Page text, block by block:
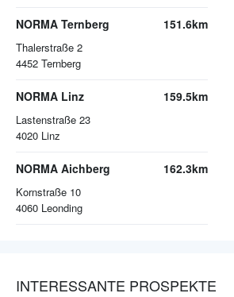
NORMA Ternberg
Thalerstraße 2
4452 Ternberg
151.6km
NORMA Linz
Lastenstraße 23
4020 Linz
159.5km
NORMA Aichberg
Kornstraße 10
4060 Leonding
162.3km
INTERESSANTE PROSPEKTE